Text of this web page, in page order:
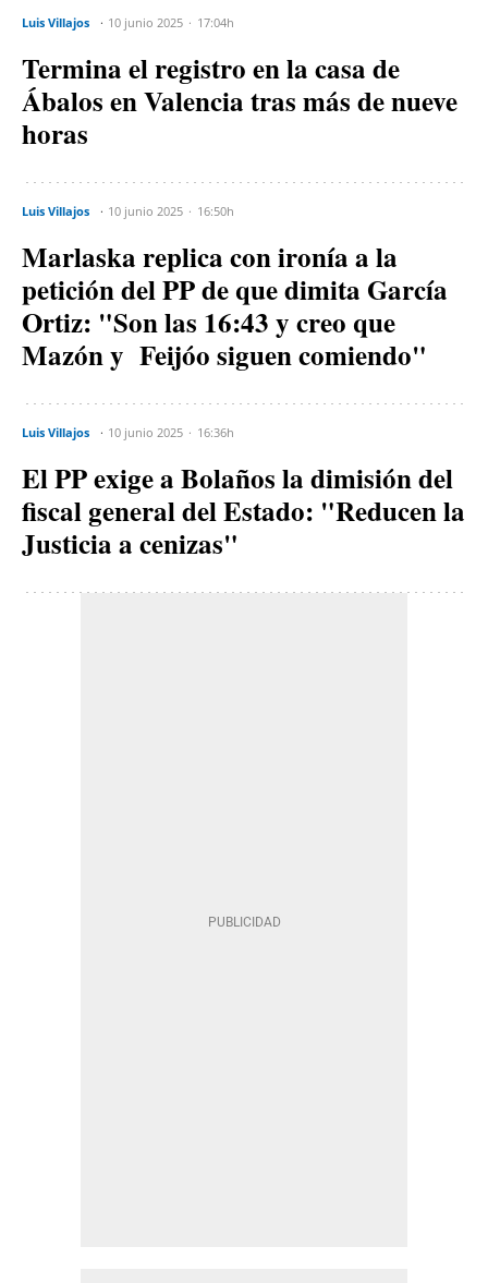
Luis Villajos 10 junio 2025 17:04h
Termina el registro en la casa de
Ábalos en Valencia tras más de nueve
horas
Luis Villajos 10 junio 2025 16:50h
Marlaska replica con ironía a la
petición del PP de que dimita García
Ortiz: "Son las 16:43 y creo que
Mazón y Feijóo siguen comiendo"
Luis Villajos 10 junio 2025 16:36h
El PP exige a Bolaños la dimisión del
fiscal general del Estado: "Reducen la
Justicia a cenizas"